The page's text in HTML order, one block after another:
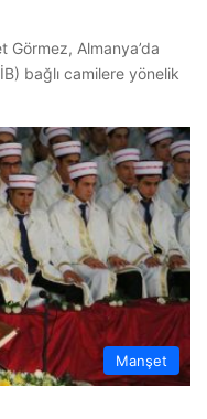
Görmez, Almanya’da
bağlı camilere yönelik
Manşet